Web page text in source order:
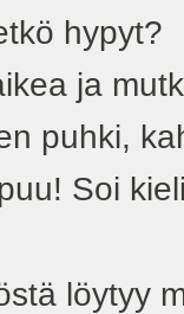
hypyt?
ja
puhki,
Soi
löytyy